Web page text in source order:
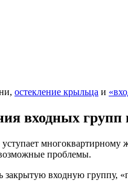
остекление крыльца и
входных групп
проблемы.
закрытую входную группу,